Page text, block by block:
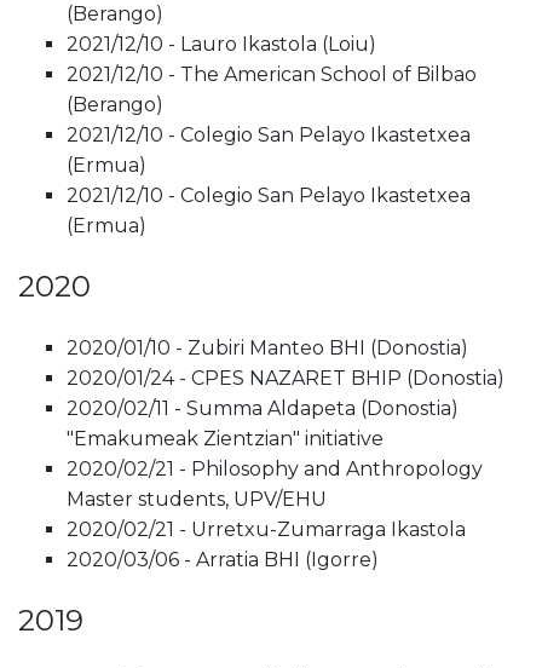
(Berango)
2021/12/10 - Lauro Ikastola (Loiu)
2021/12/10 - The American School of Bilbao
(Berango)
2021/12/10 - Colegio San Pelayo Ikastetxea
(Ermua)
2021/12/10 - Colegio San Pelayo Ikastetxea
(Ermua)
2020
2020/01/10 - Zubiri Manteo BHI (Donostia)
2020/01/24 - CPES NAZARET BHIP (Donostia)
2020/02/11 - Summa Aldapeta (Donostia)
"Emakumeak Zientzian" initiative
2020/02/21 - Philosophy and Anthropology
Master students, UPV/EHU
2020/02/21 - Urretxu-Zumarraga Ikastola
2020/03/06 - Arratia BHI (Igorre)
2019